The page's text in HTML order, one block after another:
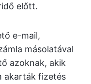
előtt.
e-mail,
másolatával
azoknak, akik
akarták fizetés